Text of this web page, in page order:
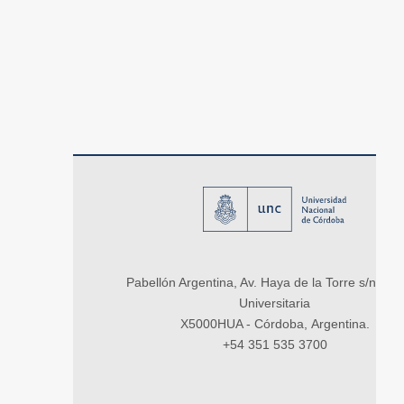
Pabellón Argentina, Av. Haya de la Torre s/n,
Universitaria
X5000HUA - Córdoba, Argentina.
+54 351 535 3700